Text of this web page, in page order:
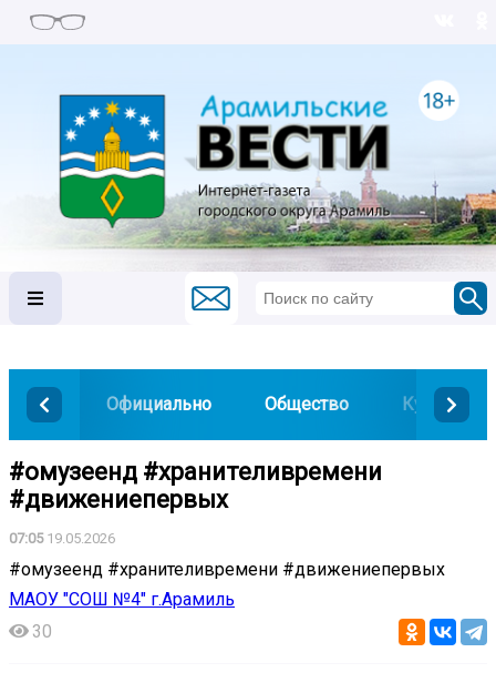
Официально Общество Культура
#омузеенд #хранителивремени
#движениепервых
07:0519.05.2026
#омузеенд #хранителивремени #движениепервых
МАОУ "СОШ №4" г.Арамиль
30